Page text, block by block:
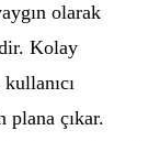
olarak
Kolay
çıkar.